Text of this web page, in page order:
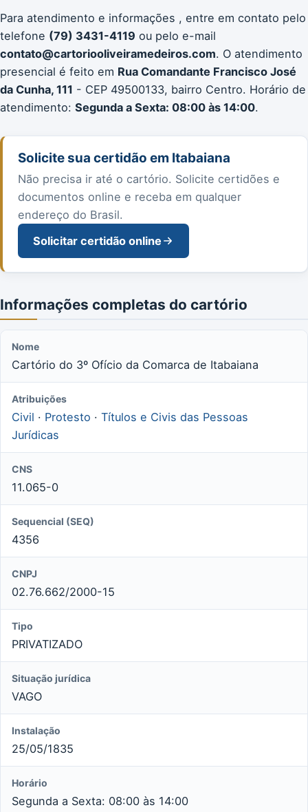
Para atendimento e informações , entre em contato pelo
telefone (79) 3431-4119 ou pelo e-mail
contato@cartoriooliveiramedeiros.com. O atendimento
presencial é feito em Rua Comandante Francisco José
da Cunha, 111 - CEP 49500133, bairro Centro. Horário de
atendimento: Segunda a Sexta: 08:00 às 14:00.
Solicite sua certidão em Itabaiana
Não precisa ir até o cartório. Solicite certidões e
documentos online e receba em qualquer
endereço do Brasil.
Solicitar certidão online
Informações completas do cartório
Nome
Cartório do 3º Ofício da Comarca de Itabaiana
Atribuições
Civil · Protesto · Títulos e Civis das Pessoas
Jurídicas
CNS
11.065-0
Sequencial (SEQ)
4356
CNPJ
02.76.662/2000-15
Tipo
PRIVATIZADO
Situação jurídica
VAGO
Instalação
25/05/1835
Horário
Segunda a Sexta: 08:00 às 14:00